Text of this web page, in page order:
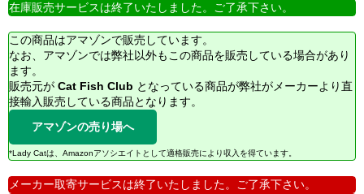
在庫販売サービスは終了いたしました。ご了承下さい。
この商品はアマゾンで販売しています。
なお、アマゾンでは弊社以外もこの商品を販売している場合があり
ます。
販売元が Cat Fish Club となっている商品が弊社がメーカーより直
接輸入販売している商品となります。
アマゾンの売り場へ
*Lady Catは、Amazonアソシエイトとして適格販売により収入を得ています。
メーカー取寄サービスは終了いたしました。ご了承下さい。